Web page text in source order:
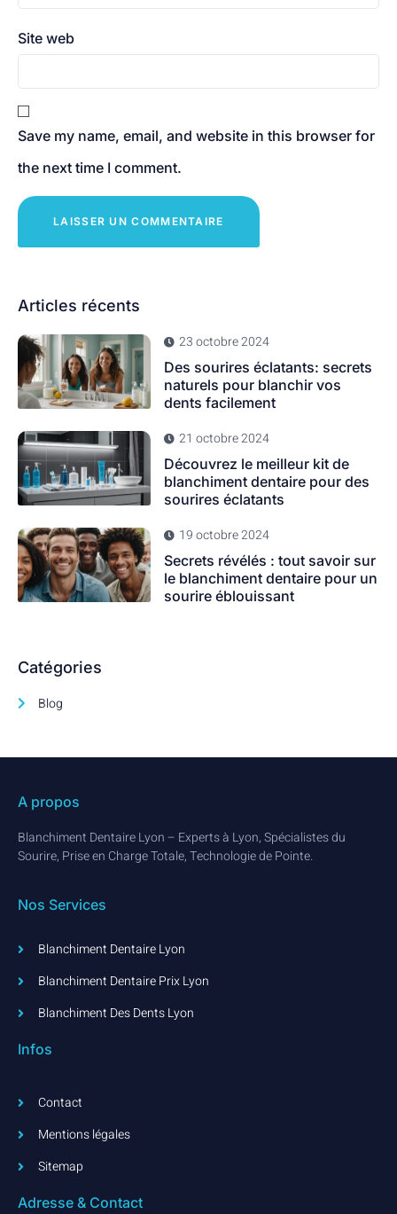
Site web
Save my name, email, and website in this browser for
the next time I comment.
Articles récents
23 octobre 2024
Des sourires éclatants: secrets
naturels pour blanchir vos
dents facilement
21 octobre 2024
Découvrez le meilleur kit de
blanchiment dentaire pour des
sourires éclatants
19 octobre 2024
Secrets révélés : tout savoir sur
le blanchiment dentaire pour un
sourire éblouissant
Catégories
Blog
A propos
Blanchiment Dentaire Lyon – Experts à Lyon, Spécialistes du
Sourire, Prise en Charge Totale, Technologie de Pointe.
Nos Services
Blanchiment Dentaire Lyon
Blanchiment Dentaire Prix Lyon
Blanchiment Des Dents Lyon
Infos
Contact
Mentions légales
Sitemap
Adresse & Contact